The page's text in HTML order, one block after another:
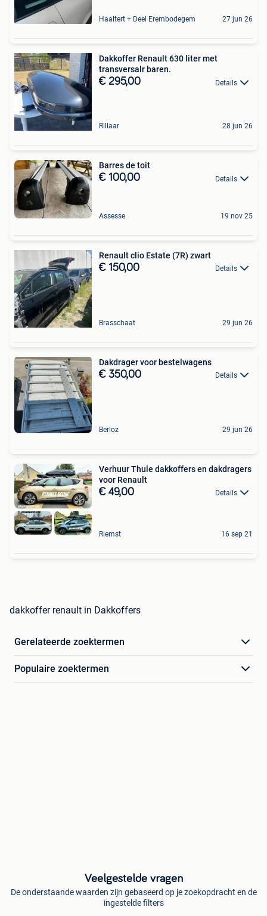
Haaltert + Deel Erembodegem 27 jun 26
Dakkoffer Renault 630 liter met
transversalr baren.
€ 295,00 Details
Rillaar 28 jun 26
Barres de toit
€ 100,00 Details
Assesse 19 nov 25
Renault clio Estate (7R) zwart
€ 150,00 Details
Brasschaat 29 jun 26
Dakdrager voor bestelwagens
€ 350,00 Details
Berloz 29 jun 26
Verhuur Thule dakkoffers en dakdragers
voor Renault
€ 49,00 Details
Riemst 16 sep 21
dakkoffer renault in Dakkoffers
Gerelateerde zoektermen
Populaire zoektermen
Veelgestelde vragen
De onderstaande waarden zijn gebaseerd op je zoekopdracht en de
ingestelde filters